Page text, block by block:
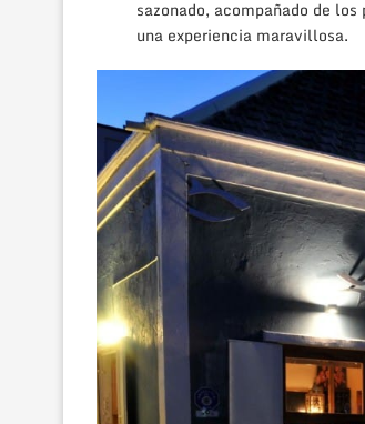
sazonado, acompañado de
una experiencia maravillosa.